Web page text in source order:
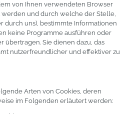
von Ihnen verwendeten Browser
und durch welche der Stelle,
durch uns), bestimmte Informationen
keine Programme ausführen oder
übertragen. Sie dienen dazu, das
nutzerfreundlicher und effektiver zu
Arten von Cookies, deren
im Folgenden erläutert werden: